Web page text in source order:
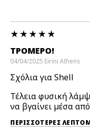
ΤΡΟΜΕΡΌ!
04/04/2025 Eirini Athens
Σχόλια για Shell
Τέλεια φυσική
να βγαίνει μέσα
ΠΕΡΙΣΣΌΤΕΡΕΣ